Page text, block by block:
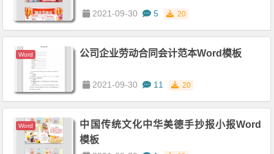
2021-09-30 5 20
Word 公司企业劳动合同会计范本Word模板
2021-09-30 11 20
Word
中国传统文化中华美德手抄报小报Word
模板